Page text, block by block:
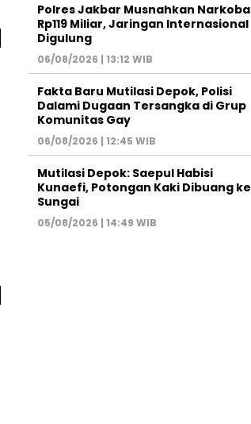
Polres Jakbar Musnahkan Narkoba
Rp119 Miliar, Jaringan Internasional
Digulung
06/08/2026 | 13:12 WIB
Fakta Baru Mutilasi Depok, Polisi
Dalami Dugaan Tersangka di Grup
Komunitas Gay
06/08/2026 | 12:45 WIB
Mutilasi Depok: Saepul Habisi
Kunaefi, Potongan Kaki Dibuang ke
Sungai
05/08/2026 | 14:49 WIB